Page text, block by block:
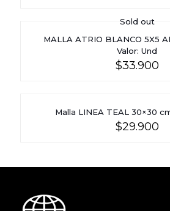
Sold out
MALLA ATRIO BLANCO 5X5
Valor: Und
$33.900
Malla LINEA TEAL 30×30
$29.900